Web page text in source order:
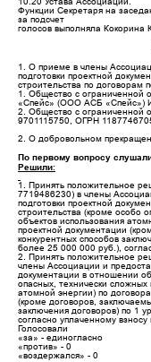
Функции Секретаря на
за подсчет
голосов выполняла Кокорина
1. О приеме в члены
подготовки проектной
строительства по договорам
1. Общество с ограниченной
«Спейс» (ООО АСБ «Спейс»)
2. Общество с
9701115750, ОГРН
2. О добровольном
По первому вопросу
Решили:
1. Принять положительное
7719486230) в члены
подготовки проектной
строительства (кроме особо
объектов использования
проектной документации
конкурентных способов
более 25 000 000 руб.),
2. Принять положительное
члены Ассоциации и
документации в отношении
опасных, технически сложных
атомной энергии) по
(кроме договоров,
заключения договоров) по 1
согласно уплаченному
Голосовали
«за» - единогласно
«против» - 0
«воздержался» - 0